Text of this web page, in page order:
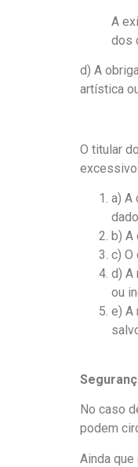
A
dos
d) A
artística
O titular
a) A
b)
c) O
d) A
ou
e) A
No caso
podem
Ainda